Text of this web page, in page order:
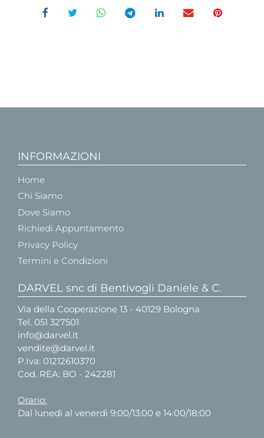
INFORMAZIONI
Home
Chi Siamo
Dove Siamo
Richiedi Appuntamento
Privacy Policy
Termini e Condizioni
DARVEL snc di Bentivogli Daniele & C.
Via della Cooperazione 13 - 40129 Bologna
Tel. 051 327501
info@darvel.it
vendite@darvel.it
P.Iva: 01212610370
Cod. REA: BO - 242281
Orario:
Dal lunedì al venerdì 9:00/13:00 e 14:00/18:00